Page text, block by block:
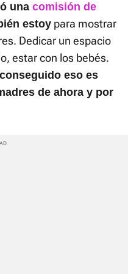
una comisión de
estoy para mostrar
Dedicar un espacio
estar con los bebés.
eso es
de ahora y por